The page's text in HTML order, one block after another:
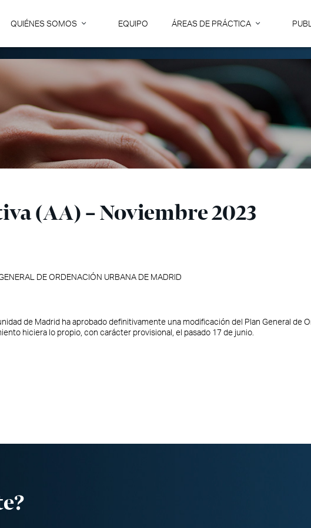
QUIÉNES SOMOS EQUIPO ÁREAS DE PRÁCTICA
(AA) – Noviembre 2023
DE ORDENACIÓN URBANA DE MADRID
de Madrid ha aprobado definitivamente una modificación del Plan General de
hiciera lo propio, con carácter provisional, el pasado 17 de junio.